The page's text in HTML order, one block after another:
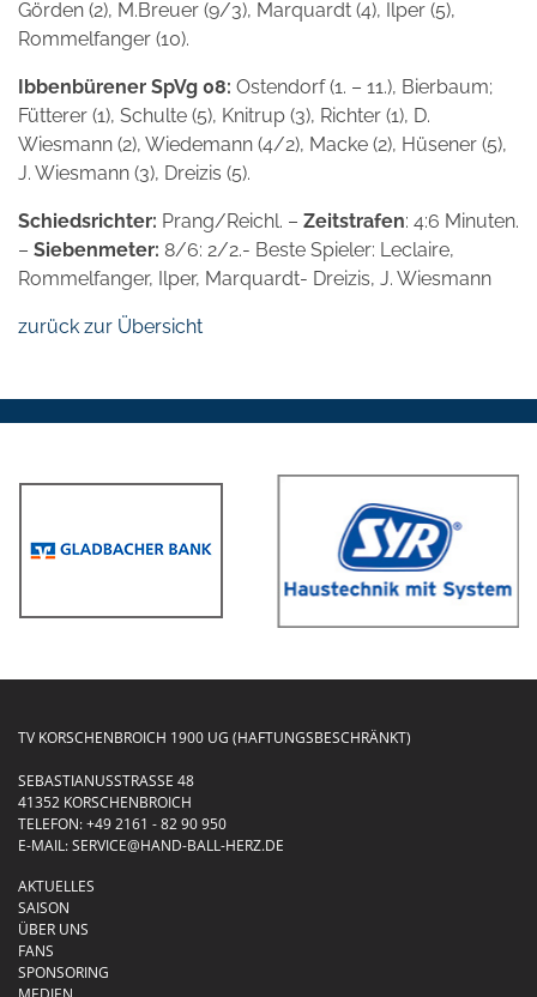
Görden (2), M.Breuer (9/3), Marquardt (4), Ilper (5),
Rommelfanger (10).
Ibbenbürener SpVg 08: Ostendorf (1. – 11.), Bierbaum;
Fütterer (1), Schulte (5), Knitrup (3), Richter (1), D.
Wiesmann (2), Wiedemann (4/2), Macke (2), Hüsener (5),
J. Wiesmann (3), Dreizis (5).
Schiedsrichter: Prang/Reichl. – Zeitstrafen: 4:6 Minuten.
– Siebenmeter: 8/6: 2/2.- Beste Spieler: Leclaire,
Rommelfanger, Ilper, Marquardt- Dreizis, J. Wiesmann
zurück zur Übersicht
TV KORSCHENBROICH 1900 UG (HAFTUNGSBESCHRÄNKT)
SEBASTIANUSSTRASSE 48
41352 KORSCHENBROICH
TELEFON:+49 2161 - 82 90 950
E-MAIL:SERVICE@HAND-BALL-HERZ.DE
AKTUELLES
SAISON
ÜBER UNS
FANS
SPONSORING